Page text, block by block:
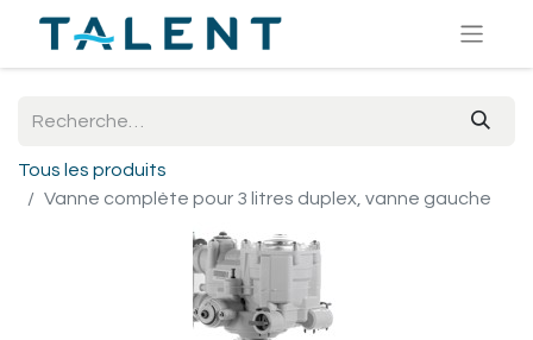
Tous les produits
Vanne complète pour 3 litres duplex, vanne gauche